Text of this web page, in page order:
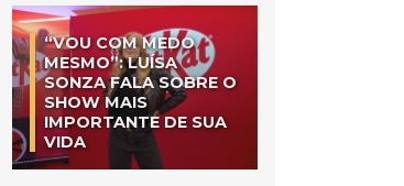
“VOU COM MEDO
MESMO”: LUÍSA
SONZA FALA SOBRE O
SHOW MAIS
IMPORTANTE DE SUA
VIDA